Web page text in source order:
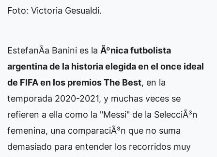
Foto: Victoria Gesualdi.
EstefanÃ­a Banini es la Ãºnica futbolista
argentina de la historia elegida en el once ideal
de FIFA en los premios The Best, en la
temporada 2020-2021, y muchas veces se
refieren a ella como la "Messi" de la SelecciÃ³n
femenina, una comparaciÃ³n que no suma
demasiado para entender los recorridos muy